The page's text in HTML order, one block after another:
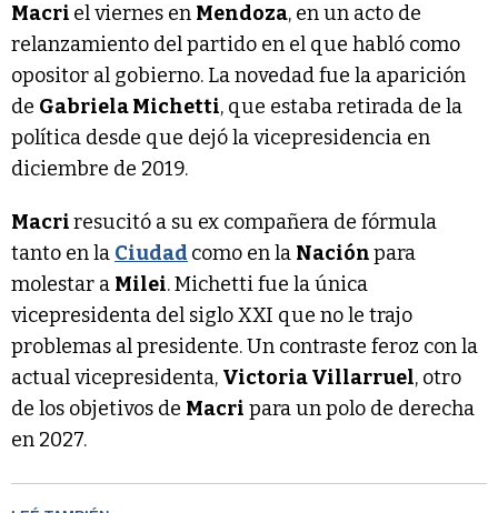
Macri el viernes en Mendoza, en un acto de
relanzamiento del partido en el que habló como
opositor al gobierno. La novedad fue la aparición
de Gabriela Michetti, que estaba retirada de la
política desde que dejó la vicepresidencia en
diciembre de 2019.
Macriresucitó a su ex compañera de fórmula
tanto en la Ciudad como en la Naciónpara
molestar a Milei. Michetti fue la única
vicepresidenta del siglo XXI que no le trajo
problemas al presidente. Un contraste feroz con la
actual vicepresidenta, Victoria Villarruel, otro
de los objetivos de Macri para un polo de derecha
en 2027.